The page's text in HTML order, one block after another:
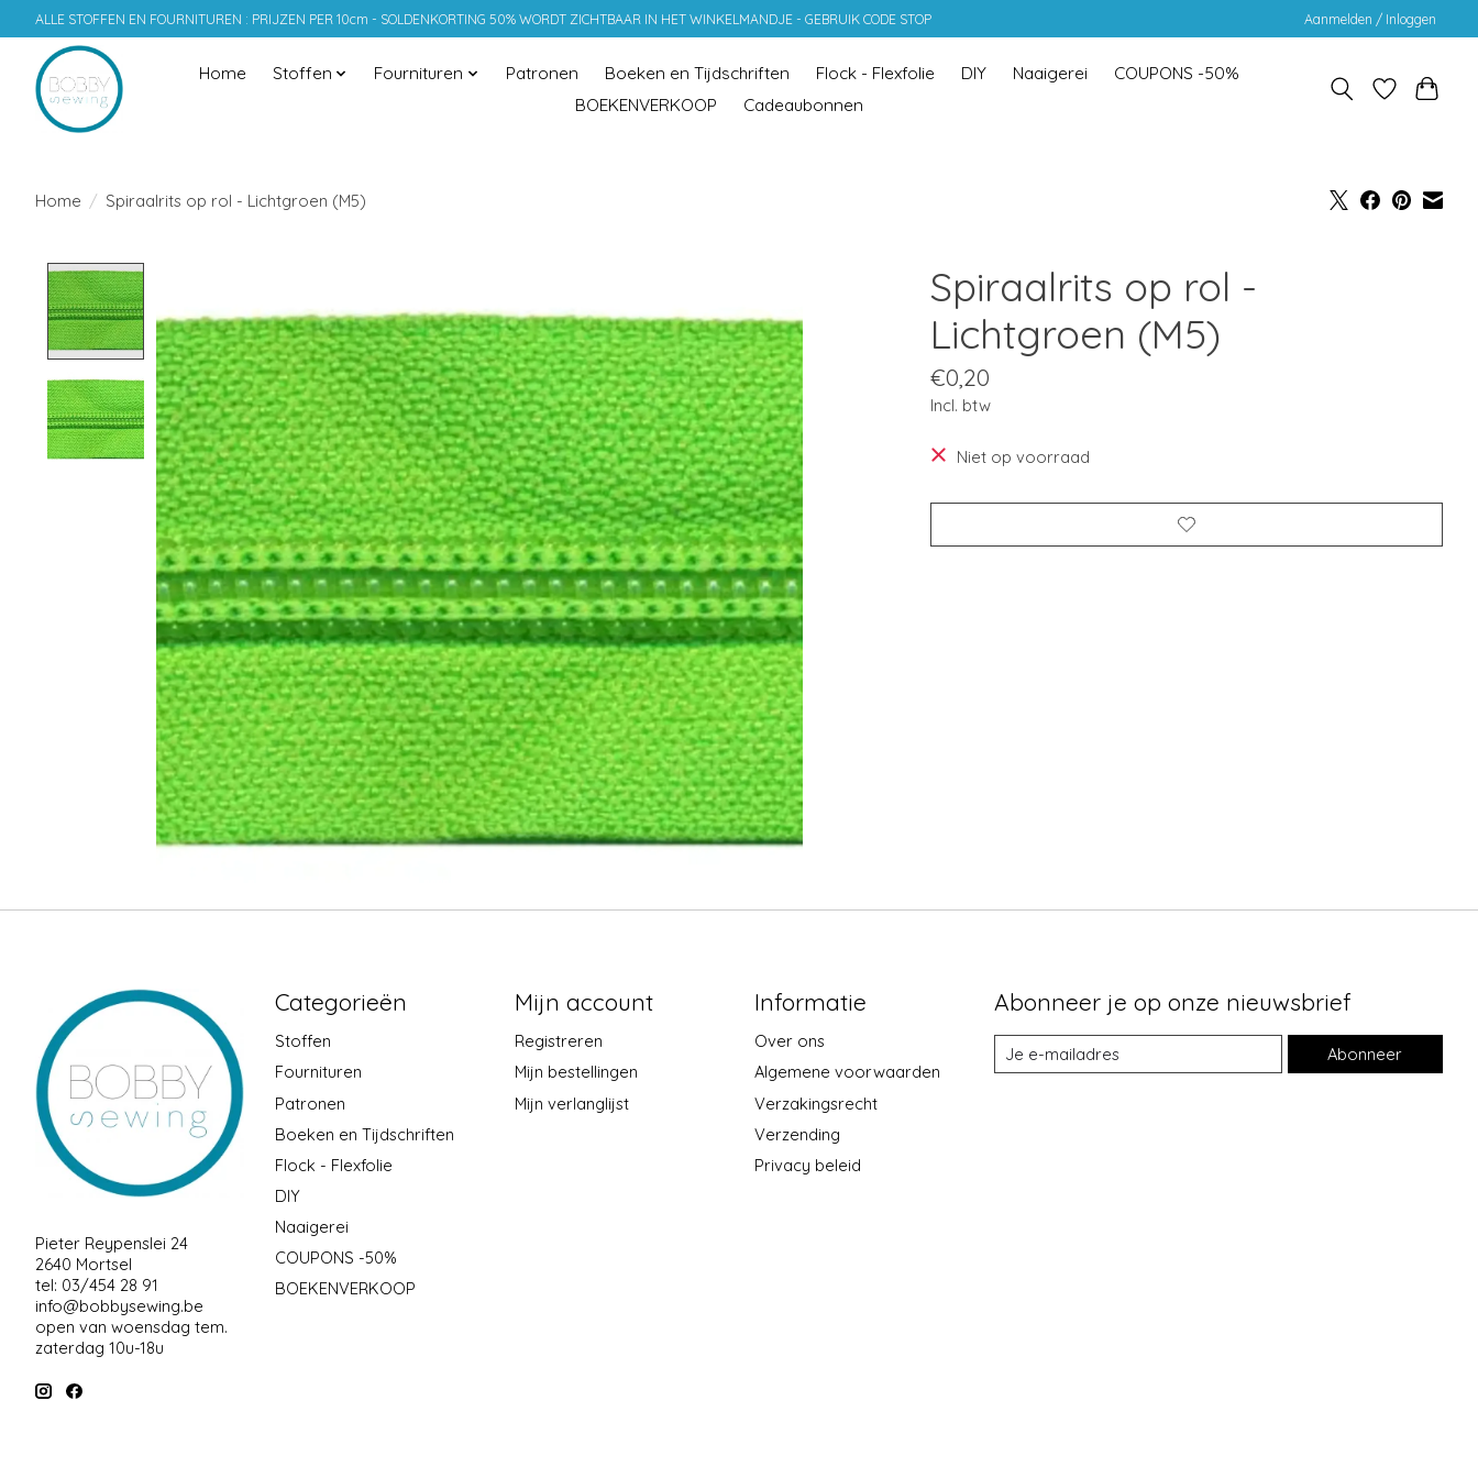
ALLE STOFFEN EN FOURNITUREN : PRIJZEN PER 10cm - SOLDENKORTING 50% WORDT ZICHTBAAR IN HET WINKELMANDJE - GEBRUIK CODE STOP Aanmelden / Inloggen
Home Stoffen Fournituren Patronen Boeken en Tijdschriften Flock - Flexfolie DIY Naaigerei
COUPONS -50%
BOEKENVERKOOP
Cadeaubonnen
Home / Spiraalrits op rol - Lichtgroen (M5)
Spiraalrits op rol -
Lichtgroen (M5)
€0,20
Incl. btw
Niet op voorraad
Pieter Reypenslei 24
2640 Mortsel
tel: 03/454 28 91
info@bobbysewing.be
open van woensdag tem.
zaterdag 10u-18u
Categorieën
Stoffen
Fournituren
Patronen
Boeken en Tijdschriften
Flock - Flexfolie
DIY
Naaigerei
COUPONS -50%
BOEKENVERKOOP
Mijn account
Registreren
Mijn bestellingen
Mijn verlanglijst
Informatie
Over ons
Algemene voorwaarden
Verzakingsrecht
Verzending
Privacy beleid
Abonneer je op onze nieuwsbrief
Abonneer